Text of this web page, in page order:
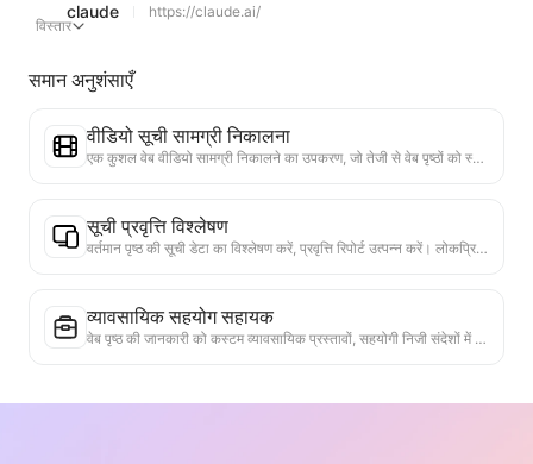
claude
https://claude.ai/
विस्तार
समान अनुशंसाएँ
वीडियो सूची सामग्री निकालना
एक कुशल वेब वीडियो सामग्री निकालने का उपकरण, जो तेजी से वेब पृष्ठों को स्कैन कर सकता है और वीडियो जानकारी को संरचित Markdown तालिका में व्यवस्थित कर सकता है।
सूची प्रवृत्ति विश्लेषण
वर्तमान पृष्ठ की सूची डेटा का विश्लेषण करें, प्रवृत्ति रिपोर्ट उत्पन्न करें। लोकप्रिय श्रेणियों, तेजी से बढ़ते उत्पाद प्रकारों और उभरती तकनीकों की पहचान करें। तात्कालिक बाजार अंतर्दृष्टि प्रदान करें, ताकि आप नवीनतम उत्पाद प्रवृत्तियों और बाजार के रुझानों को समझ सकें।
व्यावसायिक सहयोग सहायक
वेब पृष्ठ की जानकारी को कस्टम व्यावसायिक प्रस्तावों, सहयोगी निजी संदेशों में परिवर्तित करें, तैयार टेम्पलेट और फॉलो-अप गाइड प्रदान करें, सहयोग प्रक्रिया को सरल बनाएं।
संबंधित पत्रों की सिफारिश